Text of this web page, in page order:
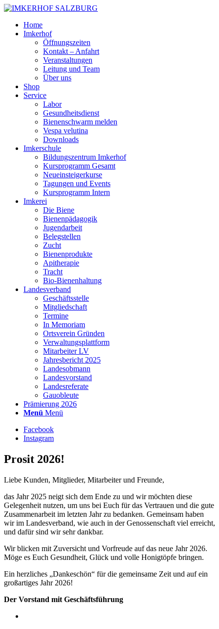
Home
Imkerhof
Öffnungszeiten
Kontakt – Anfahrt
Veranstaltungen
Leitung und Team
Über uns
Shop
Service
Labor
Gesundheitsdienst
Bienenschwarm melden
Vespa velutina
Downloads
Imkerschule
Bildungszentrum Imkerhof
Kursprogramm Gesamt
Neueinsteigerkurse
Tagungen und Events
Kursprogramm Intern
Imkerei
Die Biene
Bienenpädagogik
Jugendarbeit
Belegstellen
Zucht
Bienenprodukte
Apitherapie
Tracht
Bio-Bienenhaltung
Landesverband
Geschäftsstelle
Mitgliedschaft
Termine
In Memoriam
Ortsverein Gründen
Verwaltungsplattform
Mitarbeiter LV
Jahresbericht 2025
Landesobmann
Landesvorstand
Landesreferate
Gauobleute
Prämierung 2026
Menü Menü
Facebook
Instagram
Prosit 2026!
Liebe Kunden, Mitglieder, Mitarbeiter und Freunde,
das Jahr 2025 neigt sich dem Ende zu und wir möchten diese
Gelegenheit nutzen, um uns bei Euch für das Vertrauen und die gute
Zusammenarbeit im letzten Jahr zu bedanken. Gemeinsam haben
wir im Landesverband, wie auch in der Genossenschaft viel erreicht,
und dafür sind wir sehr dankbar.
Wir blicken mit Zuversicht und Vorfreude auf das neue Jahr 2026.
Möge es Euch Gesundheit, Glück und volle Honigtöpfe bringen.
Ein herzliches „Dankeschön“ für die gemeinsame Zeit und auf ein
großartiges Jahr 2026!
Der Vorstand mit Geschäftsführung